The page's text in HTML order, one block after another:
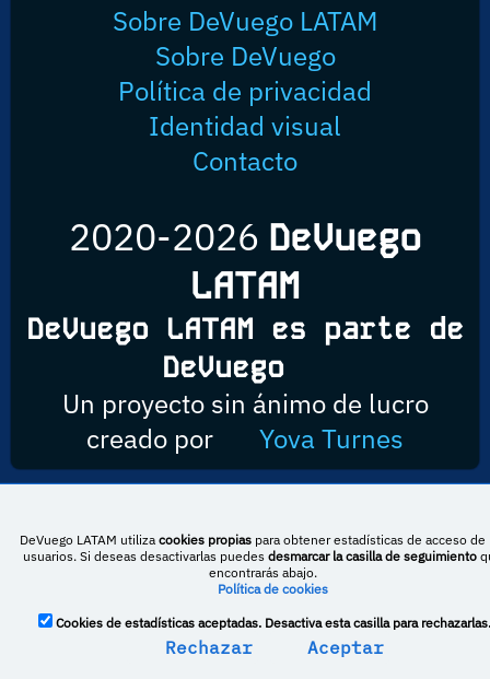
Sobre DeVuego LATAM
Sobre DeVuego
Política de privacidad
Identidad visual
Contacto
2020-2026 DeVuego
LATAM
DeVuego LATAM es parte de
DeVuego
Un proyecto sin ánimo de lucro
creado por
Yova Turnes
Esta obra está bajo una licencia de Creative Commons Reconocimiento-
NoComercial-CompartirIgual 4.0 Internacional
DeVuego España
DeVuego LATAM
DeVuego Portugal
DeVuego LATAM utiliza cookies propiaspara obtener estadísticas de acceso de
usuarios. Si deseas desactivarlas puedes desmarcar la casilla de seguimiento
encontrarás abajo.
Política de cookies
Cookies de estadísticas aceptadas. Desactiva esta casilla para rechazarlas.
Rechazar Aceptar